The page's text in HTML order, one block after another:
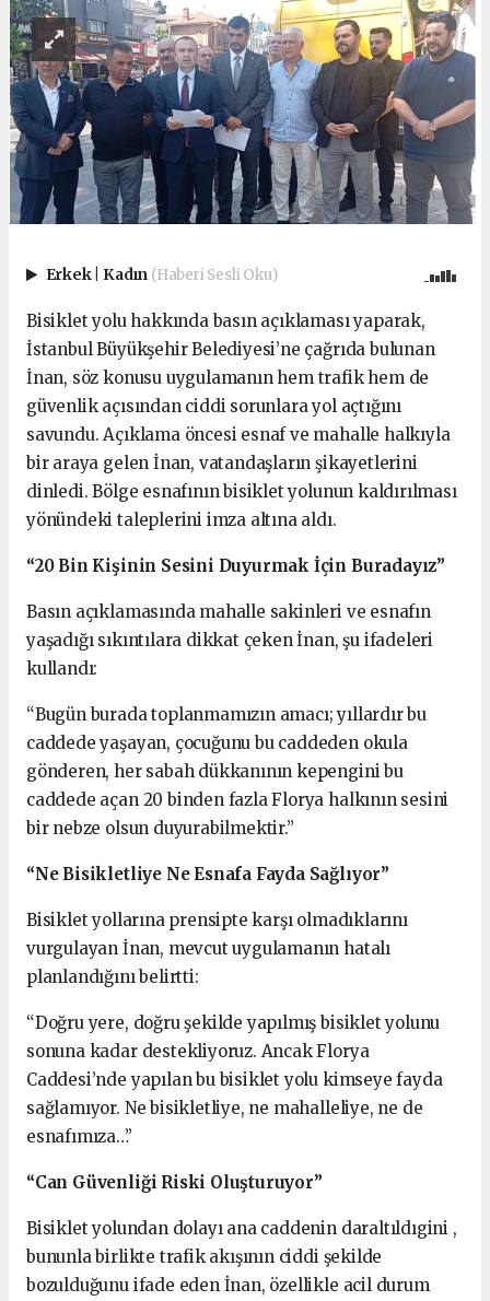
Erkek Kadın (Haberi Sesli Oku)
Bisiklet yolu hakkında basın açıklaması yaparak,
İstanbul Büyükşehir Belediyesi’ne çağrıda bulunan
İnan, söz konusu uygulamanın hem trafik hem de
güvenlik açısından ciddi sorunlara yol açtığını
savundu. Açıklama öncesi esnaf ve mahalle halkıyla
bir araya gelen İnan, vatandaşların şikayetlerini
dinledi. Bölge esnafının bisiklet yolunun kaldırılması
yönündeki taleplerini imza altına aldı.
“20 Bin Kişinin Sesini Duyurmak İçin Buradayız”
Basın açıklamasında mahalle sakinleri ve esnafın
yaşadığı sıkıntılara dikkat çeken İnan, şu ifadeleri
kullandı:
“Bugün burada toplanmamızın amacı; yıllardır bu
caddede yaşayan, çocuğunu bu caddeden okula
gönderen, her sabah dükkanının kepengini bu
caddede açan 20 binden fazla Florya halkının sesini
bir nebze olsun duyurabilmektir.”
“Ne Bisikletliye Ne Esnafa Fayda Sağlıyor”
Bisiklet yollarına prensipte karşı olmadıklarını
vurgulayan İnan, mevcut uygulamanın hatalı
planlandığını belirtti:
“Doğru yere, doğru şekilde yapılmış bisiklet yolunu
sonuna kadar destekliyoruz. Ancak Florya
Caddesi’nde yapılan bu bisiklet yolu kimseye fayda
sağlamıyor. Ne bisikletliye, ne mahalleliye, ne de
esnafımıza…”
“Can Güvenliği Riski Oluşturuyor”
Bisiklet yolundan dolayı ana caddenin daraltıldıgini ,
bununla birlikte trafik akışının ciddi şekilde
bozulduğunu ifade eden İnan, özellikle acil durum